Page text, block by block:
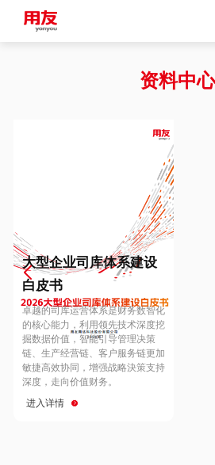
Europe
Hungary
Hong Kong
资料中心
大型企业司库体系建设
白皮书
卓越的司库运营体系是财务数智化
的核心能力，利用领先技术深度挖
掘数据价值，智能引导管理决策
链、生产经营链、客户服务链更加
敏捷高效协同，增强战略決策支持
深度，走向价值财务。
进入详情